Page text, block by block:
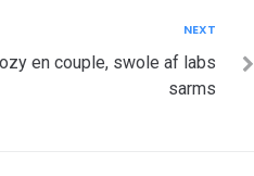
NEXT
en couple, swole af labs
sarms